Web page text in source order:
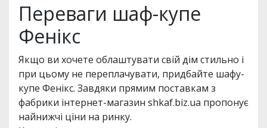
Переваги шаф-купе
Фенікс
Якщо ви хочете облаштувати свій дім стильно і
при цьому не переплачувати, придбайте шафу-
купе Фенікс. Завдяки прямим поставкам з
фабрики інтернет-магазин shkaf.biz.ua пропонує
найнижчі ціни на ринку.